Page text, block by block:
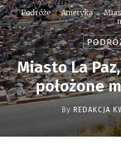
Podróże Ameryka
Miasto La
położone
By REDAKCJA